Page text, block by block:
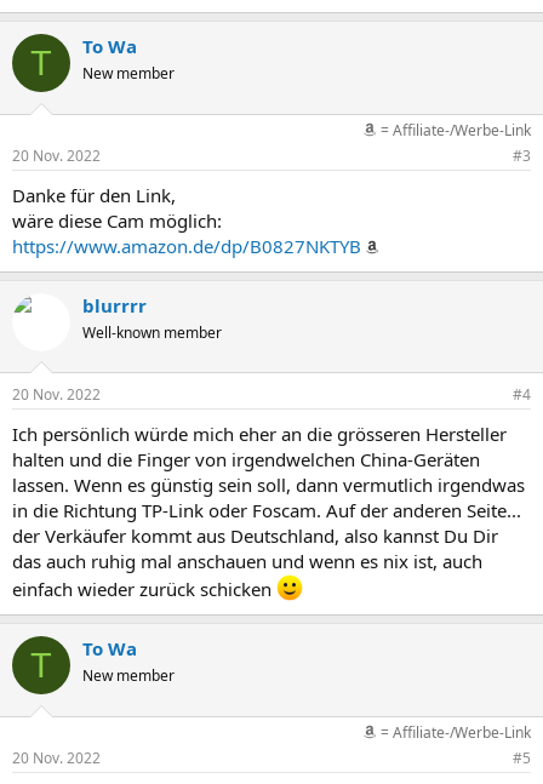
T To Wa
New member
= Affiliate-/Werbe-Link
20 Nov. 2022
#3
Danke für den Link,
wäre diese Cam möglich:
https://www.amazon.de/dp/B0827NKTYB
blurrrr
Well-known member
20 Nov. 2022 #4
Ich persönlich würde mich eher an die grösseren Hersteller
halten und die Finger von irgendwelchen China-Geräten
lassen. Wenn es günstig sein soll, dann vermutlich irgendwas
in die Richtung TP-Link oder Foscam. Auf der anderen Seite...
der Verkäufer kommt aus Deutschland, also kannst Du Dir
das auch ruhig mal anschauen und wenn es nix ist, auch
einfach wieder zurück schicken
T To Wa
New member
= Affiliate-/Werbe-Link
20 Nov. 2022
#5